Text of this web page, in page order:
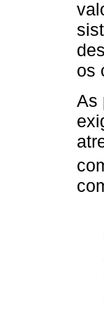
os
As